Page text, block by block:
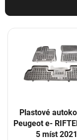
V
Plastové
Peugeot e-
5 míst